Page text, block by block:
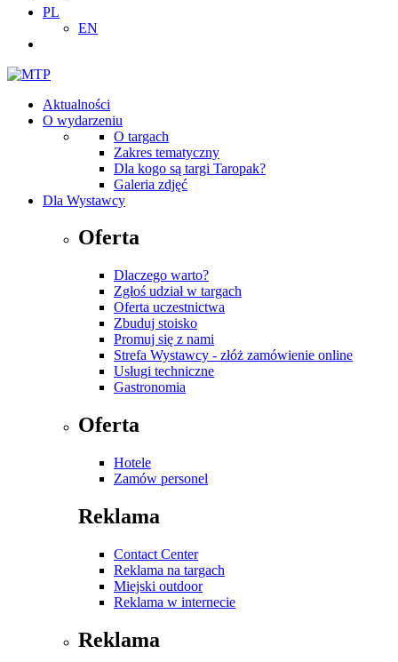
PL
EN
Aktualności
O wydarzeniu
O targach
Zakres tematyczny
Dla kogo są targi Taropak?
Galeria zdjęć
Dla Wystawcy
Oferta
Dlaczego warto?
Zgłoś udział w targach
Oferta uczestnictwa
Zbuduj stoisko
Promuj się z nami
Strefa Wystawcy - złóż zamówienie online
Usługi techniczne
Gastronomia
Oferta
Hotele
Zamów personel
Reklama
Contact Center
Reklama na targach
Miejski outdoor
Reklama w internecie
Reklama